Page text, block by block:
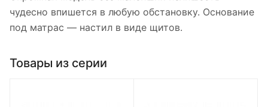
чудесно впишется в любую обстановку. Основание
под матрас — настил в виде щитов.
Товары из серии